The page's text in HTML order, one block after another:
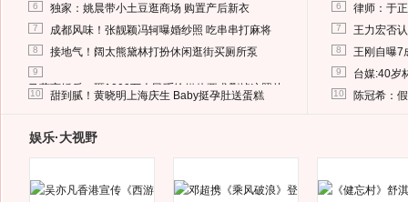
6 独家：姚晨带小土豆逛商场 购置产后新衣
7 成都风味！张靓颖冯轲曝婚纱照 吃串串打麻将
8 接地气！阔太熊黛林打扮休闲逛街买厕所泵
9
马蓉离婚后，砸1000万人民币给媒体要求删掉这照片
10 甜到腻！黄晓明上海庆生 Baby挺孕肚送蛋糕
6 律师：于
7 王力宏否
8 王刚自曝7
9 台媒:40岁
10 陈冠希：
娱乐·大视野